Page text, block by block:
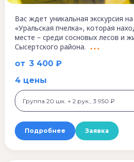
от 3 400 ₽
Вас ждет уникальная экскурсия
«Уральская пчелка», которая
месте – среди сосновых лесов и
Сысертского района.
4 цены
Группа 20 шк. + 2 рук., 3 950 ₽
Подробнее Заявка